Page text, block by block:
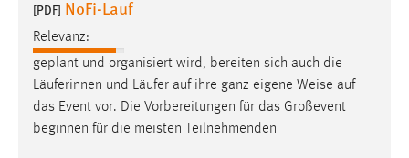
[PDF] NoFi-Lauf
Relevanz:
geplant und organisiert wird, bereiten sich auch die
Läuferinnen und Läufer auf ihre ganz eigene Weise auf
das Event vor. Die Vorbereitungen für das Großevent
beginnen für die meisten Teilnehmenden
Zweck:
Conversion-Tracking
Cookie Laufzeit:
3 Monate